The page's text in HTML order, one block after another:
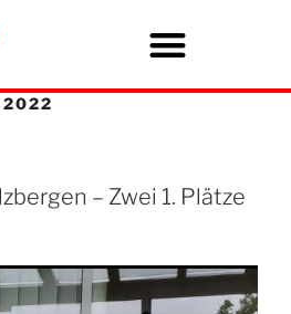
2022
– Zwei 1. Plätze